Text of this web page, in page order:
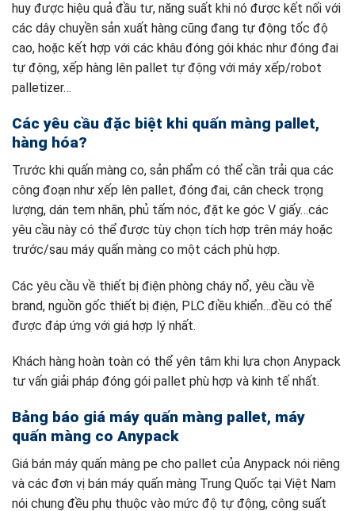
huy được hiệu quả đầu tư, năng suất khi nó được kết nối với
các dây chuyền sản xuất hàng cũng đang tự động tốc độ
cao, hoặc kết hợp với các khâu đóng gói khác như đóng đai
tự động, xếp hàng lên pallet tự động với máy xếp/robot
palletizer…
Các yêu cầu đặc biệt khi quấn màng pallet,
hàng hóa?
Trước khi quấn màng co, sản phẩm có thể cần trải qua các
công đoạn như xếp lên pallet, đóng đai, cân check trọng
lượng, dán tem nhãn, phủ tấm nóc, đặt ke góc V giấy…các
yêu cầu này có thể được tùy chọn tích hợp trên máy hoặc
trước/sau máy quấn màng co một cách phù hợp.
Các yêu cầu về thiết bị điện phòng cháy nổ, yêu cầu về
brand, nguồn gốc thiết bị điện, PLC điều khiển…đều có thể
được đáp ứng với giá hợp lý nhất.
Khách hàng hoàn toàn có thể yên tâm khi lựa chọn Anypack
tư vấn giải pháp đóng gói pallet phù hợp và kinh tế nhất.
Bảng báo giá máy quấn màng pallet, máy
quấn màng co Anypack
Giá bán máy quấn màng pe cho pallet của Anypack nói riêng
và các đơn vị bán máy quấn màng Trung Quốc tại Việt Nam
nói chung đều phụ thuộc vào mức độ tự động, công suất